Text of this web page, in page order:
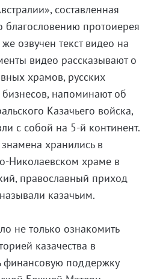
составленная
протоиерея
озвучен текст видео на
видео рассказывают о
храмов, русских
напоминают об
Казачьего войска,
с собой на 5-й континент.
хранились в
Николаевском храме в
православный приход
казачьим.
не только ознакомить
казачества в
финансовую поддержку